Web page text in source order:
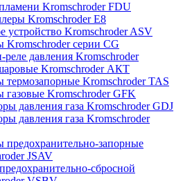
Kromschroder FDU
Kromschroder E8
устройство Kromschroder ASV
Kromschroder серии CG
реле давления Kromschroder
Kromschroder АКТ
термозапорные Kromschroder TAS
газовые Kromschroder GFK
давления газа Kromschroder GDJ
давления газа Kromschroder
предохранительно-запорные
JSAV
сбросной